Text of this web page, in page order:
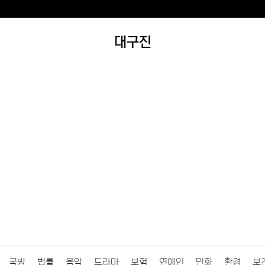
대구진
국방 법률 음악 드라마 보험 연예인 만화 환경 보